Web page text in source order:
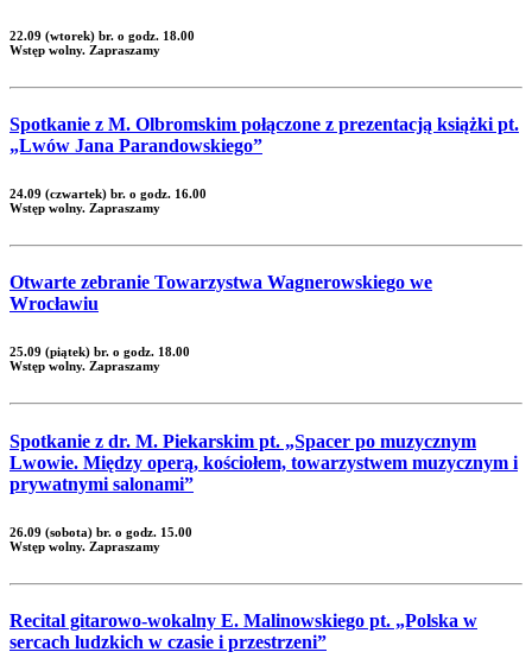
22.09 (wtorek) br. o godz. 18.00
Wstęp wolny. Zapraszamy
Spotkanie z M. Olbromskim połączone z prezentacją książki pt.
„Lwów Jana Parandowskiego”
24.09 (czwartek) br. o godz. 16.00
Wstęp wolny. Zapraszamy
Otwarte zebranie Towarzystwa Wagnerowskiego we
Wrocławiu
25.09 (piątek) br. o godz. 18.00
Wstęp wolny. Zapraszamy
Spotkanie z dr. M. Piekarskim pt. „Spacer po muzycznym
Lwowie. Między operą, kościołem, towarzystwem muzycznym i
prywatnymi salonami”
26.09 (sobota) br. o godz. 15.00
Wstęp wolny. Zapraszamy
Recital gitarowo-wokalny E. Malinowskiego pt. „Polska w
sercach ludzkich w czasie i przestrzeni”